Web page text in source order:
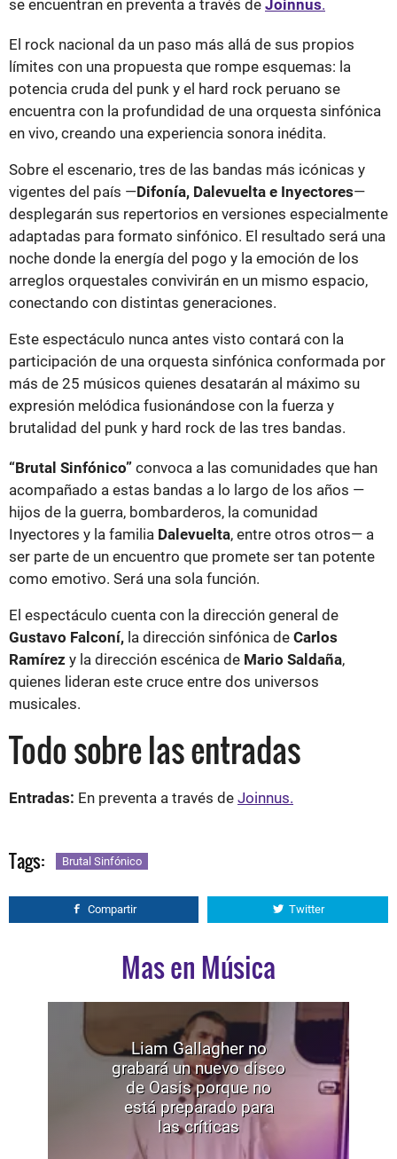
se encuentran en preventa a través de Joinnus.
El rock nacional da un paso más allá de sus propios
límites con una propuesta que rompe esquemas: la
potencia cruda del punk y el hard rock peruano se
encuentra con la profundidad de una orquesta sinfónica
en vivo, creando una experiencia sonora inédita.
Sobre el escenario, tres de las bandas más icónicas y
vigentes del país —Difonía, Dalevuelta e Inyectores—
desplegarán sus repertorios en versiones especialmente
adaptadas para formato sinfónico. El resultado será una
noche donde la energía del pogo y la emoción de los
arreglos orquestales convivirán en un mismo espacio,
conectando con distintas generaciones.
Este espectáculo nunca antes visto contará con la
participación de una orquesta sinfónica conformada por
más de 25 músicos quienes desatarán al máximo su
expresión melódica fusionándose con la fuerza y
brutalidad del punk y hard rock de las tres bandas.
“Brutal Sinfónico” convoca a las comunidades que han
acompañado a estas bandas a lo largo de los años —
hijos de la guerra, bombarderos, la comunidad
Inyectores y la familia Dalevuelta, entre otros otros— a
ser parte de un encuentro que promete ser tan potente
como emotivo. Será una sola función.
El espectáculo cuenta con la dirección general de
Gustavo Falconí, la dirección sinfónica de Carlos
Ramírez y la dirección escénica de Mario Saldaña,
quienes lideran este cruce entre dos universos
musicales.
Todo sobre las entradas
Entradas: En preventa a través de Joinnus.
Tags: Brutal Sinfónico
Compartir Twitter
Mas en Música
Liam Gallagher no
grabará un nuevo disco
de Oasis porque no
está preparado para
las críticas